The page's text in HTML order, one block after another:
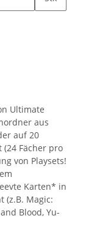
Ultimate
aus
auf 20
Fächer pro
von Playsets!
Karten* in
(z.B. Magic:
Blood, Yu-